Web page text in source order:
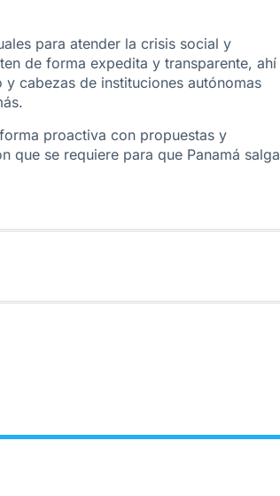
para atender la crisis social y
de forma expedita y transparente, ahí
cabezas de instituciones autónomas
proactiva con propuestas y
que se requiere para que Panamá salga